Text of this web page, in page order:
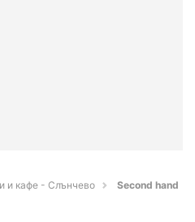
и кафе - Слънчево
Second hand